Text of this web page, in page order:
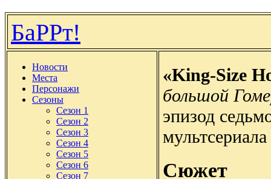
БаРРт!
Новости
Места
Персонажи
Сезоны
Сезон 1
Сезон 2
Сезон 3
Сезон 4
Сезон 5
Сезон 6
Сезон 7
«King-Size
большой
эпизод
Сюжет